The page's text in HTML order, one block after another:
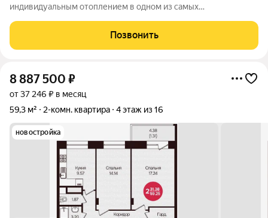
индивидуальным отоплением в одном из самых
для комфортной жизни, от качественной отделки до
функциональной планировки. Квартира расположена в
Позвонить
8 887 500 ₽
от 37 246 ₽ в месяц
59,3 м²
2-комн. квартира 4 этаж из 16
новостройка